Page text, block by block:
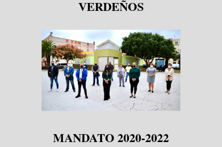
VERDEÑOS
MANDATO 2020-2022